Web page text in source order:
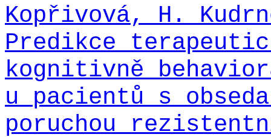
Kopřivová, H.
Predikce
kognitivně
u pacientů s
poruchou